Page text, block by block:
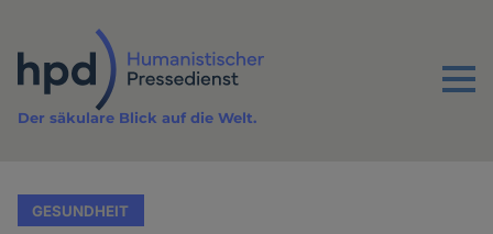
Inhalt
Menu
Der säkulare Blick auf die Welt.
GESUNDHEIT